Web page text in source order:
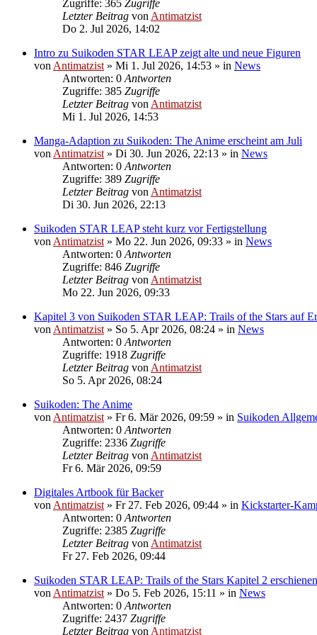
Zugriffe: 365 Zugriffe
Letzter Beitrag von Antimatzist
Do 2. Jul 2026, 14:02
Intro zu Suikoden STAR LEAP zeigt alte und neue Figuren
von Antimatzist » Mi 1. Jul 2026, 14:53 » in News
Antworten: 0 Antworten
Zugriffe: 385 Zugriffe
Letzter Beitrag von Antimatzist
Mi 1. Jul 2026, 14:53
Manga-Adaption zu Suikoden: The Anime erscheint am Juli
von Antimatzist » Di 30. Jun 2026, 22:13 » in News
Antworten: 0 Antworten
Zugriffe: 389 Zugriffe
Letzter Beitrag von Antimatzist
Di 30. Jun 2026, 22:13
Suikoden STAR LEAP steht kurz vor Fertigstellung
von Antimatzist » Mo 22. Jun 2026, 09:33 » in News
Antworten: 0 Antworten
Zugriffe: 846 Zugriffe
Letzter Beitrag von Antimatzist
Mo 22. Jun 2026, 09:33
Kapitel 3 von Suikoden STAR LEAP: Trails of the Stars auf
von Antimatzist » So 5. Apr 2026, 08:24 » in News
Antworten: 0 Antworten
Zugriffe: 1918 Zugriffe
Letzter Beitrag von Antimatzist
So 5. Apr 2026, 08:24
Suikoden: The Anime
von Antimatzist » Fr 6. Mär 2026, 09:59 » in Suikoden
Antworten: 0 Antworten
Zugriffe: 2336 Zugriffe
Letzter Beitrag von Antimatzist
Fr 6. Mär 2026, 09:59
Digitales Artbook für Backer
von Antimatzist » Fr 27. Feb 2026, 09:44 » in Kickstarter-
Antworten: 0 Antworten
Zugriffe: 2385 Zugriffe
Letzter Beitrag von Antimatzist
Fr 27. Feb 2026, 09:44
Suikoden STAR LEAP: Trails of the Stars Kapitel 2
von Antimatzist » Do 5. Feb 2026, 15:11 » in News
Antworten: 0 Antworten
Zugriffe: 2437 Zugriffe
Letzter Beitrag von Antimatzist